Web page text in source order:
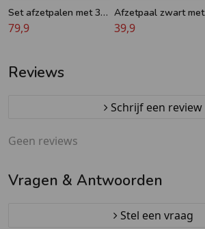
Set afzetpalen met 3
meter lint - Krijger® - 9
79,9
Afzetpaal zwart met
rood trekband - 8 kg
39,9
Reviews
Schrijf een review
Geen reviews
Vragen & Antwoorden
Stel een vraag